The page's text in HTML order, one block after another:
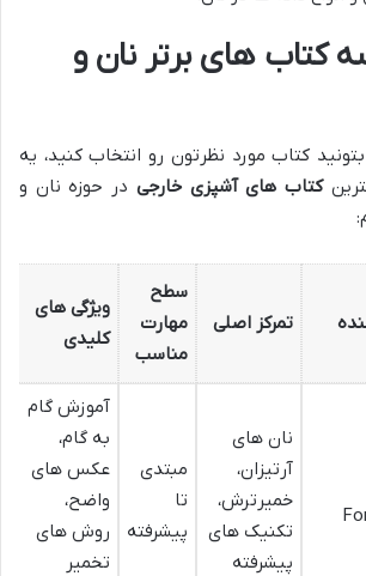
کتاب های برتر نان و
کتاب مورد نظرتون رو انتخاب کنید، یه
کتاب های آشپزی خارجی در حوزه نان و
تمرکز اصلی
سطح
مهارت
مناسب
ویژگی های
کلیدی
نان های
آرتیزان،
خمیرترش،
تکنیک های
پیشرفته
مبتدی
تا
پیشرفته
آموزش گام
به گام،
عکس های
واضح،
روش های
تخمیر